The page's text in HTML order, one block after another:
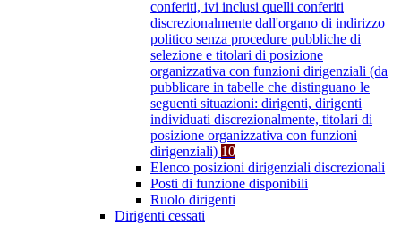
conferiti, ivi inclusi quelli conferiti
discrezionalmente dall'organo di indirizzo
politico senza procedure pubbliche di
selezione e titolari di posizione
organizzativa con funzioni dirigenziali (da
pubblicare in tabelle che distinguano le
seguenti situazioni: dirigenti, dirigenti
individuati discrezionalmente, titolari di
posizione organizzativa con funzioni
dirigenziali) 10
Elenco posizioni dirigenziali discrezionali
Posti di funzione disponibili
Ruolo dirigenti
Dirigenti cessati